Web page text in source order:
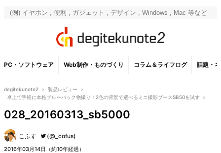
PC・ソフトウェア Web制作・ものづくり コラム＆ライフログ 話題・
degitekunote2 > 製品レビュー
>
卓上で手軽に本格ブルーバック物撮り！2色の背景で選べるミニ撮影ブースSB50を試す >
028_20160313_sb5000
こふす (@_cofus)
2016年03月14日（約10年経過）